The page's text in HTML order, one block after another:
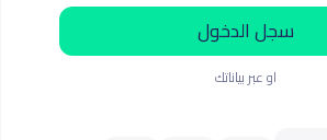
سجل الدخول
او عبر بياناتك